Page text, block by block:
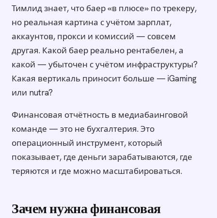
Тимлид знает, что баер «в плюсе» по трекеру,
но реальная картина с учётом зарплат,
аккаунтов, прокси и комиссий — совсем
другая. Какой баер реально рентабелен, а
какой — убыточен с учётом инфраструктуры?
Какая вертикаль приносит больше — iGaming
или nutra?
Финансовая отчётность в медиабаинговой
команде — это не бухгалтерия. Это
операционный инструмент, который
показывает, где деньги зарабатываются, где
теряются и где можно масштабироваться.
Зачем нужна финансовая